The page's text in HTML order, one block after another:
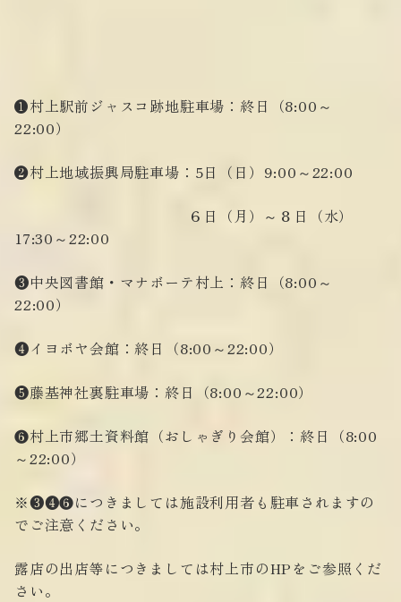
❶村上駅前ジャスコ跡地駐車場 ：終日（8:00～
22:00）
❷村上地域振興局駐車場 ：5日（日）9:00～22:00
６日（月）～８日（水）
17:30～22:00
❸中央図書館・マナボーテ村上 ：終日（8:00～
22:00）
❹イヨボヤ会館 ：終日（8:00～22:00）
❺藤基神社裏駐車場 ：終日（8:00～22:00）
❻村上市郷土資料館（おしゃぎり会館）：終日（8:00
～22:00）
※❸❹❻につきましては施設利用者も駐車されますの
でご注意ください。
露店の出店等につきましては村上市のHPをご参照くだ
さい。